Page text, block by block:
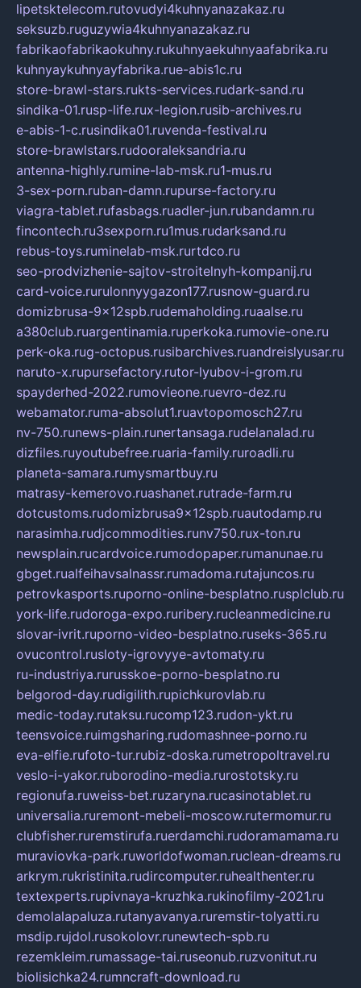
lipetsktelecom.rutovudyi4kuhnyanazakaz.ru
seksuzb.ruguzywia4kuhnyanazakaz.ru
fabrikaofabrikaokuhny.rukuhnyaekuhnyaafabrika.ru
kuhnyaykuhnyayfabrika.rue-abis1c.ru
store-brawl-stars.rukts-services.rudark-sand.ru
sindika-01.rusp-life.rux-legion.rusib-archives.ru
e-abis-1-c.rusindika01.ruvenda-festival.ru
store-brawlstars.rudooraleksandria.ru
antenna-highly.rumine-lab-msk.ru1-mus.ru
3-sex-porn.ruban-damn.rupurse-factory.ru
viagra-tablet.rufasbags.ruadler-jun.rubandamn.ru
fincontech.ru3sexporn.ru1mus.rudarksand.ru
rebus-toys.ruminelab-msk.rurtdco.ru
seo-prodvizhenie-sajtov-stroitelnyh-kompanij.ru
card-voice.rurulonnyygazon177.rusnow-guard.ru
domizbrusa-9x12spb.rudemaholding.ruaalse.ru
a380club.ruargentinamia.ruperkoka.rumovie-one.ru
perk-oka.rug-octopus.rusibarchives.ruandreislyusar.ru
naruto-x.rupursefactory.rutor-lyubov-i-grom.ru
spayderhed-2022.rumovieone.ruevro-dez.ru
webamator.ruma-absolut1.ruavtopomosch27.ru
nv-750.runews-plain.runertansaga.rudelanalad.ru
dizfiles.ruyoutubefree.ruaria-family.ruroadli.ru
planeta-samara.rumysmartbuy.ru
matrasy-kemerovo.ruashanet.rutrade-farm.ru
dotcustoms.rudomizbrusa9x12spb.ruautodamp.ru
narasimha.rudjcommodities.runv750.rux-ton.ru
newsplain.rucardvoice.rumodopaper.rumanunae.ru
gbget.rualfeihavsalnassr.rumadoma.rutajuncos.ru
petrovkasports.ruporno-online-besplatno.rusplclub.ru
york-life.rudoroga-expo.ruribery.rucleanmedicine.ru
slovar-ivrit.ruporno-video-besplatno.ruseks-365.ru
ovucontrol.rusloty-igrovyye-avtomaty.ru
ru-industriya.rurusskoe-porno-besplatno.ru
belgorod-day.rudigilith.rupichkurovlab.ru
medic-today.rutaksu.rucomp123.rudon-ykt.ru
teensvoice.ruimgsharing.rudomashnee-porno.ru
eva-elfie.rufoto-tur.rubiz-doska.rumetropoltravel.ru
veslo-i-yakor.ruborodino-media.rurostotsky.ru
regionufa.ruweiss-bet.ruzaryna.rucasinotablet.ru
universalia.ruremont-mebeli-moscow.rutermomur.ru
clubfisher.ruremstirufa.ruerdamchi.rudoramamama.ru
muraviovka-park.ruworldofwoman.ruclean-dreams.ru
arkrym.rukristinita.rudircomputer.ruhealthenter.ru
textexperts.rupivnaya-kruzhka.rukinofilmy-2021.ru
demolalapaluza.rutanyavanya.ruremstir-tolyatti.ru
msdip.rujdol.rusokolovr.runewtech-spb.ru
rezemkleim.rumassage-tai.ruseonub.ruzvonitut.ru
biolisichka24.rumncraft-download.ru